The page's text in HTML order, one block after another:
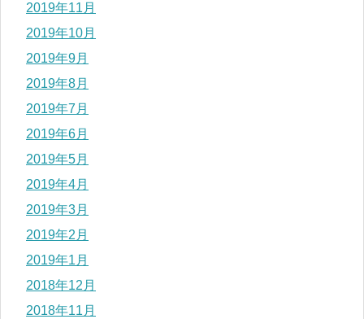
2019年11月
2019年10月
2019年9月
2019年8月
2019年7月
2019年6月
2019年5月
2019年4月
2019年3月
2019年2月
2019年1月
2018年12月
2018年11月